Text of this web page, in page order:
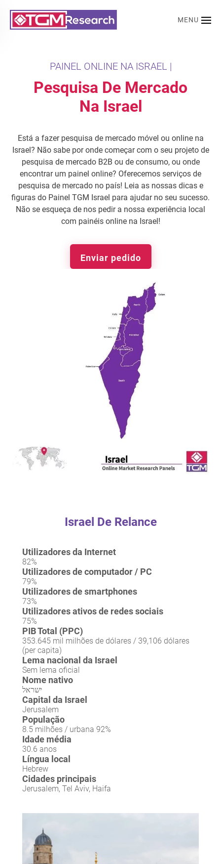
Saltar para o conteúdo principal
MENU
PAINEL ONLINE NA ISRAEL |
Pesquisa De Mercado
Na Israel
Está a fazer pesquisa de mercado móvel ou online na
Israel? Não sabe por onde começar com o seu projeto de
pesquisa de mercado B2B ou de consumo, ou onde
encontrar um painel online? Oferecemos serviços de
pesquisa de mercado no país! Leia as nossas dicas e
figuras do Painel TGM Israel para ajudar no seu sucesso.
Não se esqueça de nos pedir a nossa experiência local
com painéis online na Israel!
Enviar pedido
Israel De Relance
Utilizadores da Internet
82%
Utilizadores de computador / PC
79%
Utilizadores de smartphones
73%
Utilizadores ativos de redes sociais
75%
PIB Total (PPC)
353.645 mil milhões de dólares / 39,106 dólares
(per capita)
Lema nacional da Israel
Sem lema oficial
Nome nativo
ישראל
Capital da Israel
Jerusalem
População
8.5 milhões / urbana 92%
Idade média
30.6 anos
Língua local
Hebrew
Cidades principais
Jerusalem, Tel Aviv, Haifa